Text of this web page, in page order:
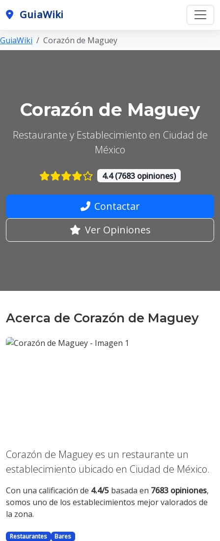
GuiaWiki
GuiaWiki Corazón de Maguey
Corazón de Maguey
Restaurante y Establecimiento en Ciudad de
México
4.4 (7683 opiniones)
Contactar
Ver Opiniones
Acerca de Corazón de Maguey
Corazón de Maguey es un restaurante un
establecimiento ubicado en Ciudad de México.
Con una calificación de 4.4/5 basada en 7683 opiniones,
somos uno de los establecimientos mejor valorados de
la zona.
Restaurantes Bares